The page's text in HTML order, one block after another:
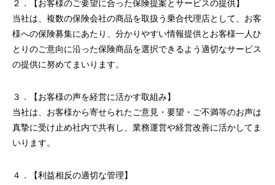
２．【お客様のご要望に合った保険提案とサービスの提供】
当社は、複数の保険会社の商品を取扱う乗合代理店として、お客
様への保険募集にあたり、分かりやすい情報提供とお客様一人ひ
とりのご意向に沿った保険商品を選択できるよう適切なサービス
の提供に努めてまいります。
３．【お客様の声を経営に活かす取組み】
当社は、お客様から寄せられたご意見・要望・ご不満等のお声は
真摯に受け止め社内で共有し、業務運営や経営改善に活かしてま
いります。
４．【利益相反の適切な管理】